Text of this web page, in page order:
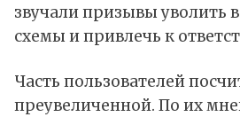
звучали призывы уволить
схемы и привлечь к
Часть пользователей
преувеличенной. По их